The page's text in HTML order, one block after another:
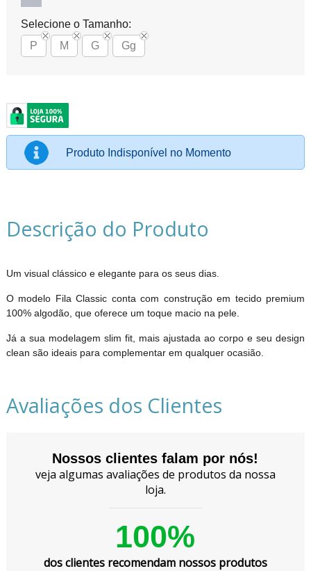
Selecione o Tamanho:
P
M G Gg
Produto Indisponível no Momento
Descrição do Produto
Um visual clássico e elegante para os seus dias.
O modelo Fila Classic conta com construção em tecido premium
100% algodão, que oferece um toque macio na pele.
Já a sua modelagem slim fit, mais ajustada ao corpo e seu design
clean são ideais para complementar em qualquer ocasião.
Avaliações dos Clientes
Nossos clientes falam por nós!
veja algumas avaliações de produtos da nossa
loja.
100%
dos clientes recomendam nossos produtos